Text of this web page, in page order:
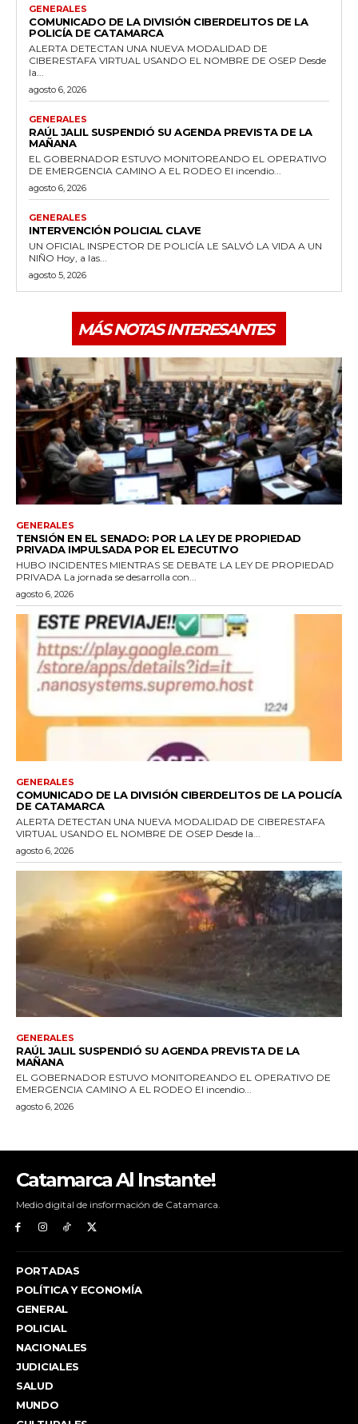
Catamarca Al Instante!
Medio digital de insformación de Catamarca.
PORTADAS
POLÍTICA Y ECONOMÍA
GENERAL
POLICIAL
NACIONALES
JUDICIALES
SALUD
MUNDO